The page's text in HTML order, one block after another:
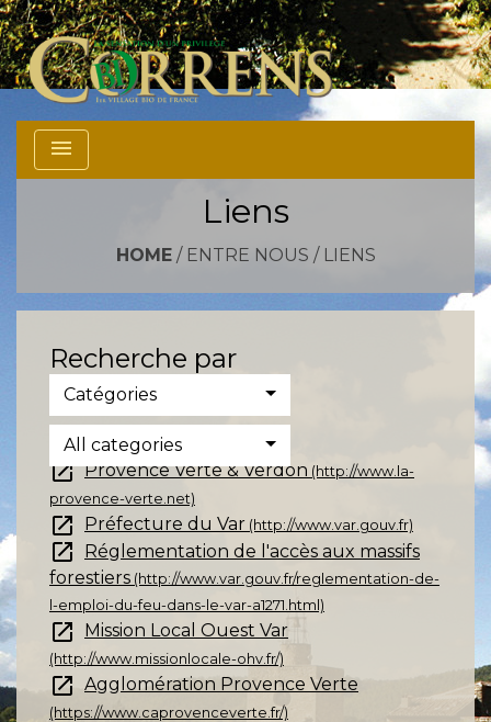
menu
Liens
HOME/ ENTRE NOUS / LIENS
Recherche par
Catégories
All categories
open_in_new Provence Verte & Verdon (http://www.la-
provence-verte.net)
open_in_new Préfecture du Var (http://www.var.gouv.fr)
open_in_new
Réglementation de l'accès aux massifs
forestiers (http://www.var.gouv.fr/reglementation-de-
l-emploi-du-feu-dans-le-var-a1271.html)
open_in_new Mission Local Ouest Var
(http://www.missionlocale-ohv.fr/)
open_in_new Agglomération Provence Verte
(https://www.caprovenceverte.fr/)